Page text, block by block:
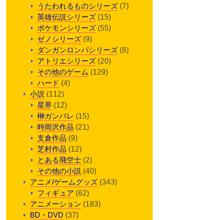
うたわれるものシリーズ (7)
英雄伝説シリーズ (15)
ポケモンシリーズ (55)
ゼノシリーズ (9)
ダンガンロンパシリーズ (8)
アトリエシリーズ (20)
その他のゲーム (129)
ハード (4)
小説 (112)
星界 (12)
榊ガンパレ (15)
時雨沢作品 (21)
支倉作品 (9)
芝村作品 (12)
とある飛空士 (2)
その他の小説 (40)
アニメ/ゲームグッズ (343)
フィギュア (62)
アニメーション (183)
BD・DVD (37)